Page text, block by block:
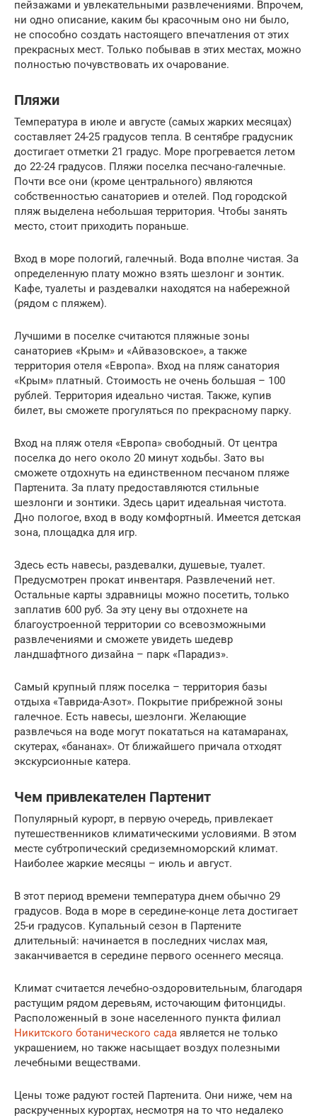
пейзажами и увлекательными развлечениями. Впрочем,
ни одно описание, каким бы красочным оно ни было,
не способно создать настоящего впечатления от этих
прекрасных мест. Только побывав в этих местах, можно
полностью почувствовать их очарование.
Пляжи
Температура в июле и августе (самых жарких месяцах)
составляет 24-25 градусов тепла. В сентябре градусник
достигает отметки 21 градус. Море прогревается летом
до 22-24 градусов. Пляжи поселка песчано-галечные.
Почти все они (кроме центрального) являются
собственностью санаториев и отелей. Под городской
пляж выделена небольшая территория. Чтобы занять
место, стоит приходить пораньше.
Вход в море пологий, галечный. Вода вполне чистая. За
определенную плату можно взять шезлонг и зонтик.
Кафе, туалеты и раздевалки находятся на набережной
(рядом с пляжем).
Лучшими в поселке считаются пляжные зоны
санаториев «Крым» и «Айвазовское», а также
территория отеля «Европа». Вход на пляж санатория
«Крым» платный. Стоимость не очень большая – 100
рублей. Территория идеально чистая. Также, купив
билет, вы сможете прогуляться по прекрасному парку.
Вход на пляж отеля «Европа» свободный. От центра
поселка до него около 20 минут ходьбы. Зато вы
сможете отдохнуть на единственном песчаном пляже
Партенита. За плату предоставляются стильные
шезлонги и зонтики. Здесь царит идеальная чистота.
Дно пологое, вход в воду комфортный. Имеется детская
зона, площадка для игр.
Здесь есть навесы, раздевалки, душевые, туалет.
Предусмотрен прокат инвентаря. Развлечений нет.
Остальные карты здравницы можно посетить, только
заплатив 600 руб. За эту цену вы отдохнете на
благоустроенной территории со всевозможными
развлечениями и сможете увидеть шедевр
ландшафтного дизайна – парк «Парадиз».
Самый крупный пляж поселка – территория базы
отдыха «Таврида-Азот». Покрытие прибрежной зоны
галечное. Есть навесы, шезлонги. Желающие
развлечься на воде могут покататься на катамаранах,
скутерах, «бананах». От ближайшего причала отходят
экскурсионные катера.
Чем привлекателен Партенит
Популярный курорт, в первую очередь, привлекает
путешественников климатическими условиями. В этом
месте субтропический средиземноморский климат.
Наиболее жаркие месяцы – июль и август.
В этот период времени температура днем обычно 29
градусов. Вода в море в середине-конце лета достигает
25-и градусов. Купальный сезон в Партените
длительный: начинается в последних числах мая,
заканчивается в середине первого осеннего месяца.
Климат считается лечебно-оздоровительным, благодаря
растущим рядом деревьям, источающим фитонциды.
Расположенный в зоне населенного пункта филиал
Никитского ботанического сада является не только
украшением, но также насыщает воздух полезными
лечебными веществами.
Цены тоже радуют гостей Партенита. Они ниже, чем на
раскрученных курортах, несмотря на то что недалеко